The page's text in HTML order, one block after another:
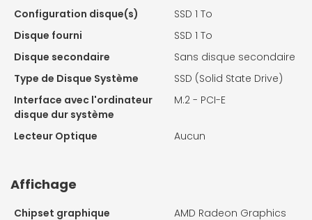
Configuration disque(s)
SSD 1 To
Disque fourni
SSD 1 To
Disque secondaire
Sans disque secondaire
Type de Disque Système
SSD (Solid State Drive)
Interface avec l'ordinateur
disque dur système
M.2 - PCI-E
Lecteur Optique Aucun
Affichage
Chipset graphique AMD Radeon Graphics